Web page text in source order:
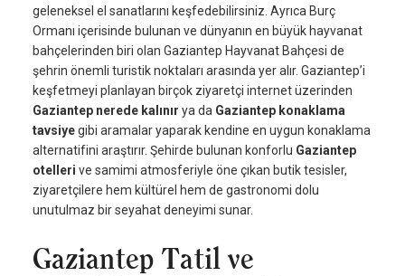
geleneksel el sanatlarını keşfedebilirsiniz. Ayrıca Burç
Ormanı içerisinde bulunan ve dünyanın en büyük hayvanat
bahçelerinden biri olan Gaziantep Hayvanat Bahçesi de
şehrin önemli turistik noktaları arasında yer alır. Gaziantep’i
keşfetmeyi planlayan birçok ziyaretçi internet üzerinden
Gaziantep nerede kalınır ya da Gaziantep konaklama
tavsiyegibi aramalar yaparak kendine en uygun konaklama
alternatifini araştırır. Şehirde bulunan konforlu Gaziantep
otelleri ve samimi atmosferiyle öne çıkan butik tesisler,
ziyaretçilere hem kültürel hem de gastronomi dolu
unutulmaz bir seyahat deneyimi sunar.
Gaziantep Tatil ve